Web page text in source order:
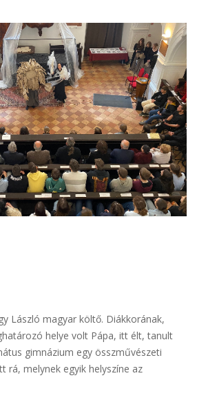
László magyar költő. Diákkorának,
helye volt Pápa, itt élt, tanult
gimnázium egy összművészeti
rá, melynek egyik helyszíne az